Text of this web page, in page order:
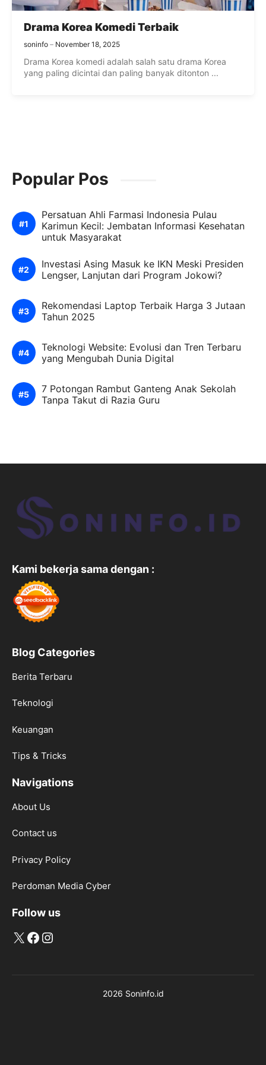
Drama Korea Komedi Terbaik
soninfo November 18, 2025
Drama Korea komedi adalah salah satu drama Korea
yang paling dicintai dan paling banyak ditonton ...
Popular Pos
Persatuan Ahli Farmasi Indonesia Pulau
Karimun Kecil: Jembatan Informasi Kesehatan
untuk Masyarakat
Investasi Asing Masuk ke IKN Meski Presiden
Lengser, Lanjutan dari Program Jokowi?
Rekomendasi Laptop Terbaik Harga 3 Jutaan
Tahun 2025
Teknologi Website: Evolusi dan Tren Terbaru
yang Mengubah Dunia Digital
7 Potongan Rambut Ganteng Anak Sekolah
Tanpa Takut di Razia Guru
Kami bekerja sama dengan :
Blog Categories
Berita Terbaru
Teknologi
Keuangan
Tips & Tricks
Navigations
About Us
Contact us
Privacy Policy
Perdoman Media Cyber
Follow us
X Facebook
Instagram
2026 Soninfo.id